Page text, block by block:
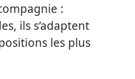
:
ils s’adaptent
les plus